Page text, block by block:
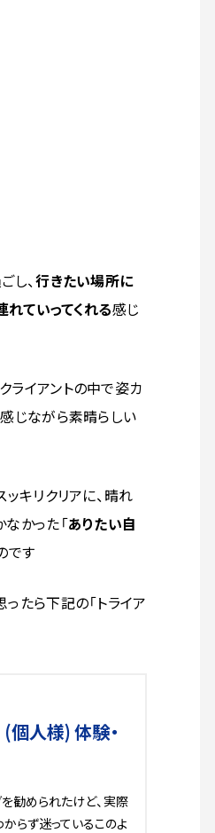
し、行きたい場所に
れていってくれる感じ
ライアントの中で姿カ
じながら素晴らしい
キリクリアに、晴れ
かった「ありたい自
です
たら下記の「トライア
人様) 体験・
勧められたけど、実際
らず迷っているこのよ